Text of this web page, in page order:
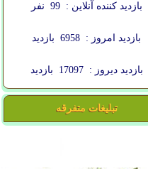
بازدید کننده آنلاین : 99 نفر
بازدید امروز : 6958 بازدید
بازدید دیروز : 17097 بازدید
تبلیغات متفرقه